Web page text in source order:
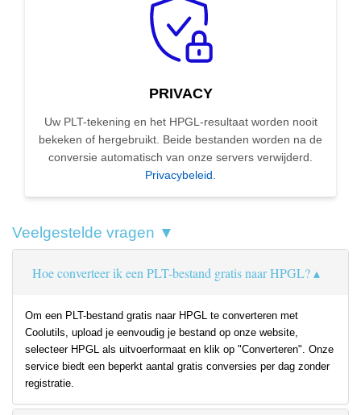
PRIVACY
Uw PLT-tekening en het HPGL-resultaat worden nooit
bekeken of hergebruikt. Beide bestanden worden na de
conversie automatisch van onze servers verwijderd.
Privacybeleid.
Veelgestelde vragen ▼
Hoe converteer ik een PLT-bestand gratis naar HPGL?
Om een PLT-bestand gratis naar HPGL te converteren met
Coolutils, upload je eenvoudig je bestand op onze website,
selecteer HPGL als uitvoerformaat en klik op "Converteren". Onze
service biedt een beperkt aantal gratis conversies per dag zonder
registratie.